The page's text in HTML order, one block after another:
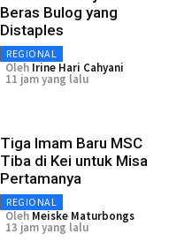
Beras Bulog yang
Distaples
REGIONAL
Oleh Irine Hari Cahyani
11 jam yang lalu
Tiga Imam Baru MSC
Tiba di Kei untuk Misa
Pertamanya
REGIONAL
Oleh Meiske Maturbongs
13 jam yang lalu